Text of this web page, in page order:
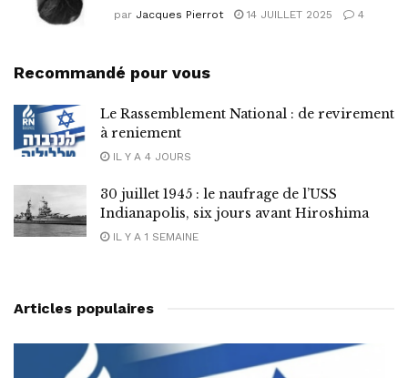
par Jacques Pierrot 14 JUILLET 2025 4
Recommandé pour vous
Le Rassemblement National : de revirement
à reniement
IL Y A 4 JOURS
30 juillet 1945 : le naufrage de l’USS
Indianapolis, six jours avant Hiroshima
IL Y A 1 SEMAINE
Articles populaires